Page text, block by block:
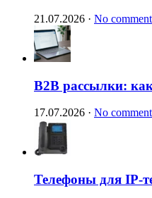
21.07.2026 · No
B2B рассылки:
17.07.2026 · No
Телефоны для IP-